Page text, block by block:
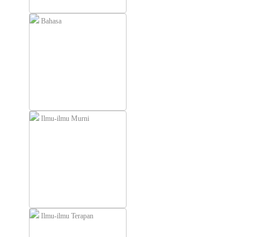
Bahasa
Ilmu-ilmu Murni
Ilmu-ilmu Terapan